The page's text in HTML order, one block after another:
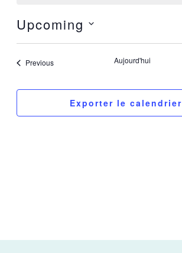
Upcoming
Select
date.
List
of
events
PreviousÉvènements Aujourd'hui
Exporter le calendrier